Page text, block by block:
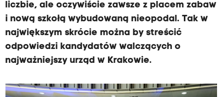
liczbie, ale oczywiście zawsze z placem zabaw
i nową szkołą wybudowaną nieopodal. Tak w
największym skrócie można by streścić
odpowiedzi kandydatów walczących o
najważniejszy urząd w Krakowie.